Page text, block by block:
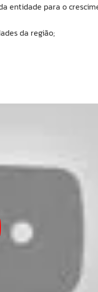
entidade para o
da região;